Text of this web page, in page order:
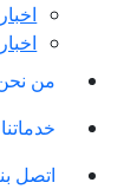
من
خدماتنا
اتصل